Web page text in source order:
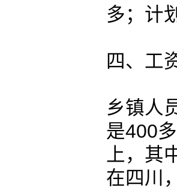
多；计
四、工
乡镇人
是400
上，
在四川